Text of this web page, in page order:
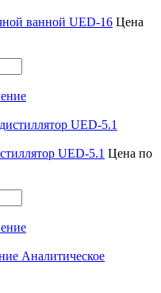
ванной UED-16 Цена
UED-5.1 Цена по
Аналитическое